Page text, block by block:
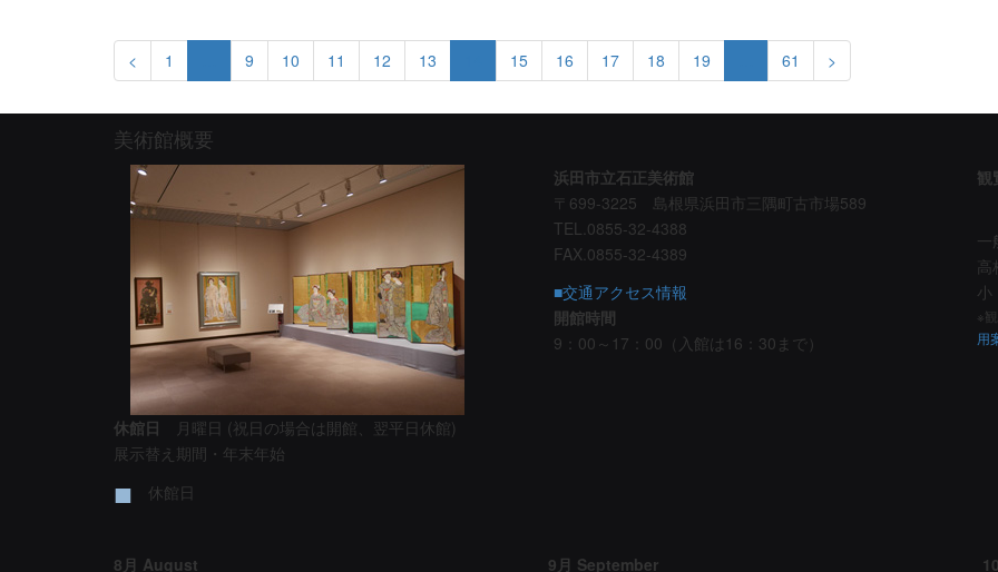
< 1 9 10 11 12 13 15 16 17 18 19 61 >
美術館概要
浜田市立石正美術館
〒699-3225 島根県浜田市三隅町古市場589
TEL.0855-32-4388
FAX.0855-32-4389
■交通アクセス情報
開館時間
9：00～17：00（入館は16：30まで）
観
一
高
小
※
用
休館日 月曜日 (祝日の場合は開館、翌平日休館)
展示替え期間・年末年始
■ 休館日
8月 August 9月 September